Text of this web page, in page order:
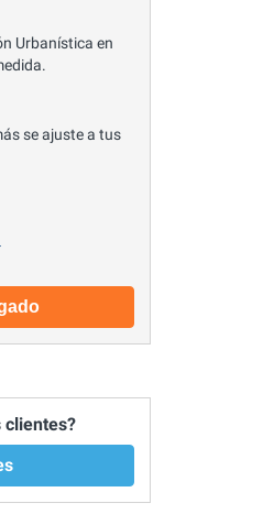
Urbanística en
se ajuste a tus
clientes?